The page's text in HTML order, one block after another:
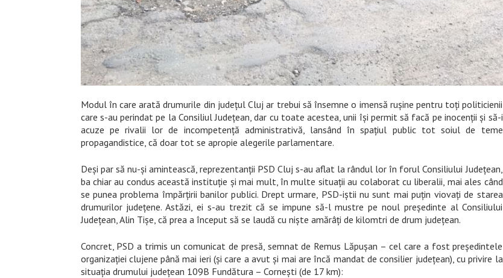
Modul în care arată drumurile din județul Cluj ar trebui să însemne o imensă rușine pentru toți politicienii
care s-au perindat pe la Consiliul Județean, dar cu toate acestea, unii își permit să facă pe inocenții și să-i
acuze pe rivalii lor de incompetență administrativă, lansând în spațiul public tot soiul de teme
propagandistice, că doar tot se apropie alegerile parlamentare.
Deși par să nu-și amintească, reprezentanții PSD Cluj s-au aflat la rândul lor în forul Consiliului Județean,
ba chiar au condus această instituție și mai mult, în multe situații au colaborat cu liberalii, mai ales când
se punea problema împărțirii banilor publici. Drept urmare, PSD-iștii nu sunt mai puțin viovați de starea
drumurilor județene. Astăzi, ei s-au trezit că se impune să-l mustre pe noul președinte al Consiliului
Județean, Alin Tișe, că prea a început să se laudă cu niște amărâți de kilomtri de drum județean.
Concret, PSD a trimis un comunicat de presă, semnat de Remus Lăpușan – cel care a fost președintele
organizației clujene până mai ieri (și care a avut și mai are încă mandat de consilier județean), cu privire la
situația drumului județean 109B Fundătura – Cornești (de 17 km):